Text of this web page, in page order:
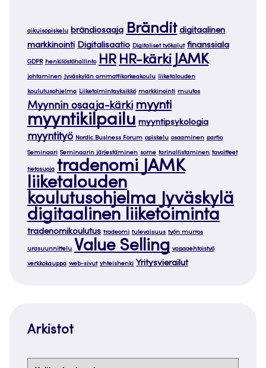
aikuisopiskelu brändiosaaja Brändit digitaalinen
markkinointi Digitalisaatio Digitaliset työkalut finanssiala
GDPR henkilöstöhallinto HR HR-kärki JAMK
johtaminen Jyväskylän ammattikorkeakoulu liiketalouden
koulutusohjelma Liiketoimintayksikkö markkinointi muutos
Myynnin osaaja-kärki myynti
myyntikilpailu myyntipsykologia
myyntityö Nordic Business Forum opiskelu osaaminen partio
Seminaari Seminaarin järjestäminen some tarinallistaminen tavoitteet
tietosuoja tradenomi JAMK
liiketalouden
koulutusohjelma Jyväskylä
digitaalinen liiketoiminta
tradenomikoulutus tradeomi tulevaisuus työn murros
urasuunnittelu Value Selling vapaaehtoistyö
verkkokauppa web-sivut yhteishenki Yritysvierailut
Arkistot